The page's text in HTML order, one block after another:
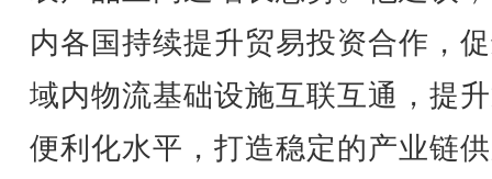
内各国持续提升贸易投资合作，
域内物流基础设施互联互通，提
便利化水平，打造稳定的产业链